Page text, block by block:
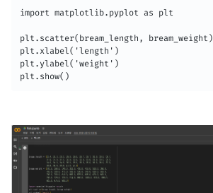
import matplotlib.pyplot as plt
plt.scatter(bream_length, bream_weight)
plt.xlabel('length')
plt.ylabel('weight')
plt.show()